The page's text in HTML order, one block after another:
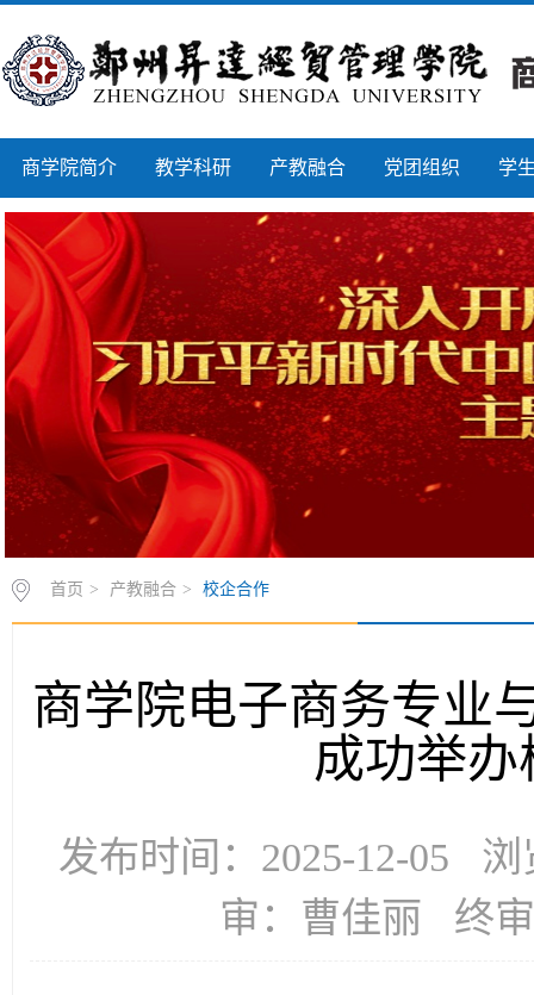
商学院简介 教学科研 产教融合 党团组织 学
首页 > 产教融合 > 校企合作
商学院电子商务专业
成功举
发布时间：2025-12-05 浏
审：曹佳丽 终